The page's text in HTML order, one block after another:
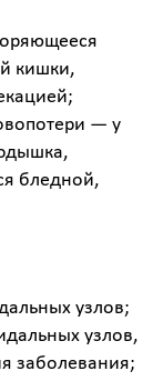
кишки,
— у
бледной,
узлов;
узлов,
заболевания;